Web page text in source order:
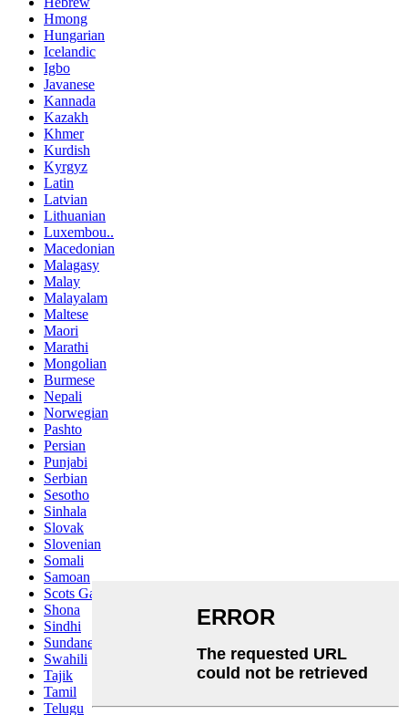
Hmong
Hungarian
Icelandic
Igbo
Javanese
Kannada
Kazakh
Khmer
Kurdish
Kyrgyz
Latin
Latvian
Lithuanian
Luxembou..
Macedonian
Malagasy
Malay
Malayalam
Maltese
Maori
Marathi
Mongolian
Burmese
Nepali
Norwegian
Pashto
Persian
Punjabi
Serbian
Sesotho
Sinhala
Slovak
Slovenian
Somali
Samoan
Scots Gaelic
Shona
Sindhi
Sundanese
Swahili
Tajik
Tamil
Telugu